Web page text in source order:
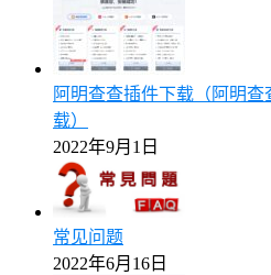
阿明查查插件下载（阿明
载）
2022年9月1日
常见问题
2022年6月16日